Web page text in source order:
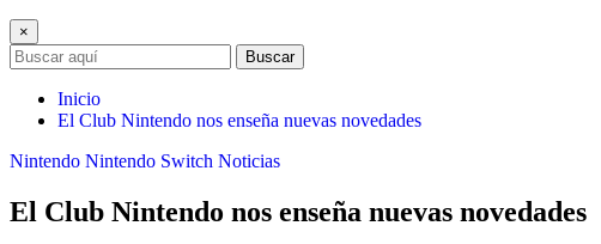
×
Buscar
Inicio
El Club Nintendo nos enseña nuevas novedades
Nintendo Nintendo Switch Noticias
El Club Nintendo nos enseña nuevas novedades